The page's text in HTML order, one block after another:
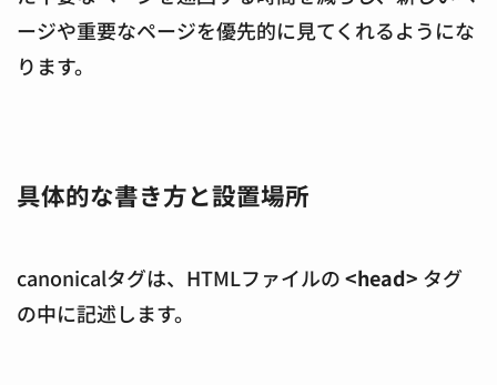
ージや重要なページを優先的に見てくれるようにな
ります。
具体的な書き方と設置場所
canonicalタグは、HTMLファイルの<head> タグ
の中に記述します。